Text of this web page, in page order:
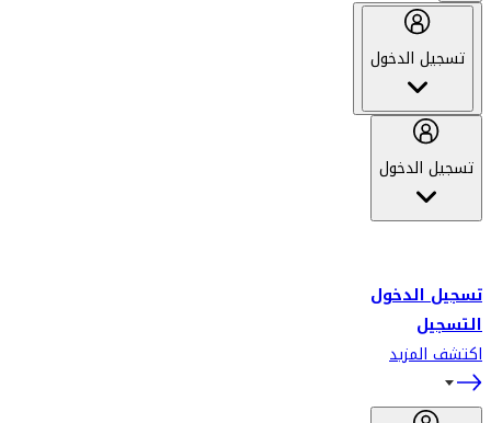
تسجيل الدخول
تسجيل الدخول
تسجيل الدخول
التسجيل
اكتشف المزيد